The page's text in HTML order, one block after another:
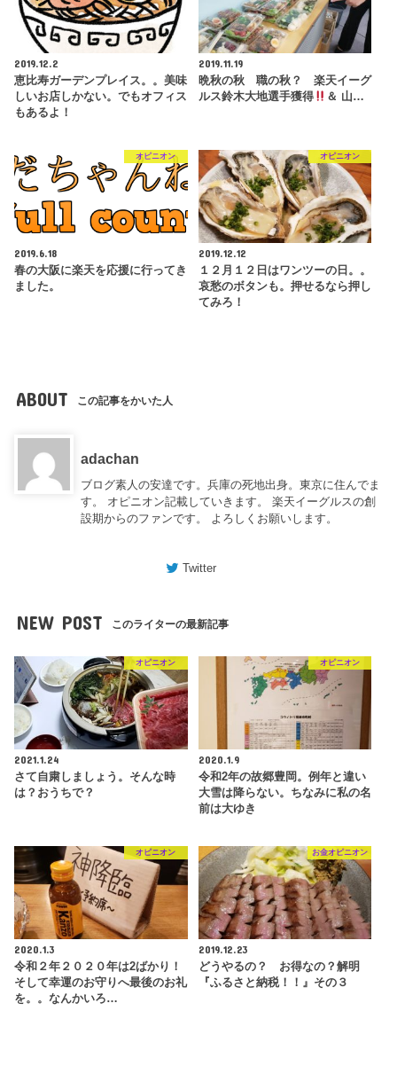
2019.12.2
恵比寿ガーデンプレイス。。美味
しいお店しかない。でもオフィス
もあるよ！
2019.11.19
晩秋の秋 職の秋？ 楽天イーグ
ルス鈴木大地選手獲得
＆ 山…
オピニオン
2019.6.18
春の大阪に楽天を応援に行ってき
ました。
オピニオン
2019.12.12
１２月１２日はワンツーの日。。
哀愁のボタンも。押せるなら押し
てみろ！
ABOUT この記事をかいた人
adachan
ブログ素人の安達です。兵庫の死地出身。東京に住んでま
す。 オピニオン記載していきます。 楽天イーグルスの創
設期からのファンです。 よろしくお願いします。
Twitter
NEW POST このライターの最新記事
オピニオン
2021.1.24
さて自粛しましょう。そんな時
は？おうちで？
オピニオン
2020.1.9
令和2年の故郷豊岡。例年と違い
大雪は降らない。ちなみに私の名
前は大ゆき
オピニオン
2020.1.3
令和２年２０２０年は2ばかり！
そして幸運のお守りへ最後のお礼
を。。なんかいろ…
お金オピニオン
2019.12.23
どうやるの？ お得なの？解明
『ふるさと納税！！』その３